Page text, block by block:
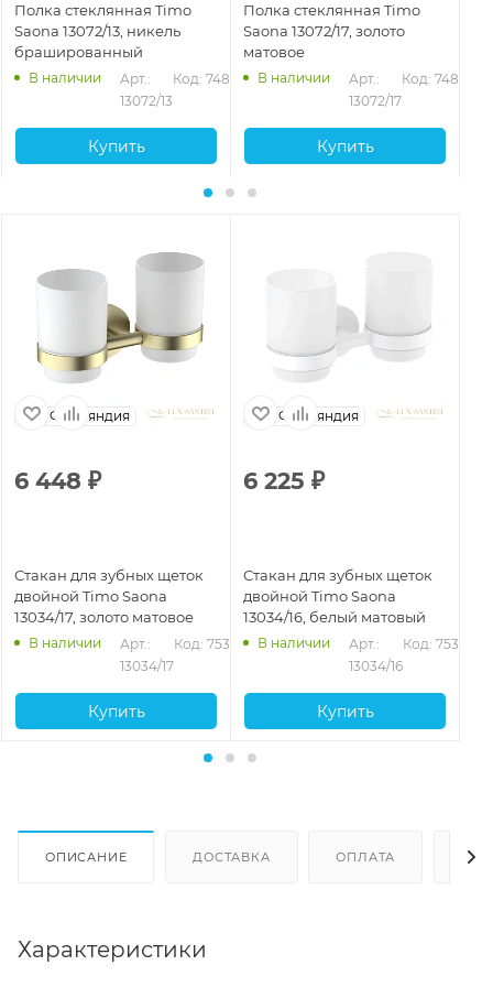
Полка стеклянная Timo
Saona 13072/13, никель
брашированный
В наличии
Арт.:
13072/13
Код: 74889
Купить
Полка стеклянная Timo
Saona 13072/17, золото
матовое
В наличии
Арт.:
13072/17
Код: 74891
Купить
Финляндия
6 448 ₽
Стакан для зубных щеток
двойной Timo Saona
13034/17, золото матовое
В наличии
Арт.:
13034/17
Код: 75325
Купить
Финляндия
6 225 ₽
Стакан для зубных щеток
двойной Timo Saona
13034/16, белый матовый
В наличии
Арт.:
13034/16
Код: 75324
Купить
ОПИСАНИЕ ДОСТАВКА ОПЛАТА
Характеристики